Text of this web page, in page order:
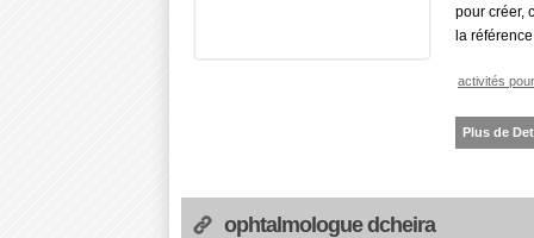
pour créer,
la
activités
Plus de
ophtalmologue dcheira